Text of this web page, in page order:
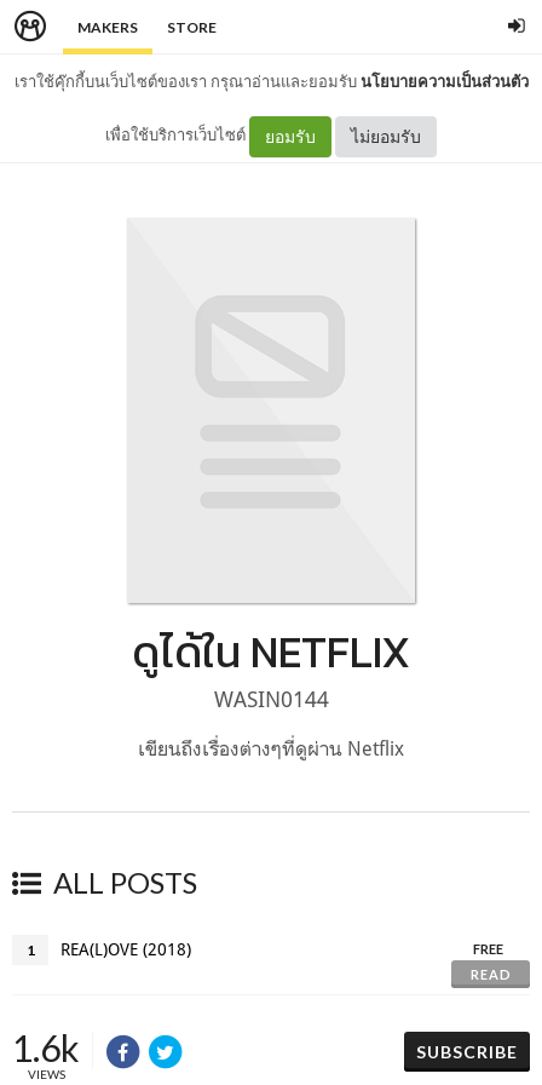
MAKERS STORE
เราใช้คุ๊กกี้บนเว็บไซต์ของเรา กรุณาอ่านและยอมรับนโยบายความเป็นส่วนตัว
เพื่อใช้บริการเว็บไซต์ ยอมรับ ไม่ยอมรับ
ดูได้ใน NETFLIX
WASIN0144
เขียนถึงเรื่องต่างๆที่ดูผ่าน Netflix
ALL POSTS
1 REA(L)OVE (2018)
FREE
READ
1.6k
VIEWS
SUBSCRIBE